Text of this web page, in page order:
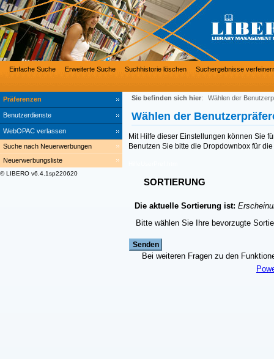
Präferenzen
Benutzerdienste
WebOPAC verlassen
Einfache Suche Erweiterte Suche Suchhistorie löschen Suchergebnisse
Suche nach Neuerwerbungen
Neuerwerbungsliste
© LIBERO v6.4.1sp220620
Sie befinden sich hier: Wählen der
Wählen der
Mit Hilfe dieser Einstellungen können Sie
Benutzen Sie bitte die Dropdownbox für
SORTIERUNG
Die aktuelle Sortierung ist:
Bitte wählen Sie Ihre bevorzugte
Bei weiteren Fragen zu den